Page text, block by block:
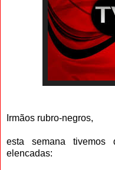
Irmãos rubro-negros,
esta semana tivemos
elencadas: